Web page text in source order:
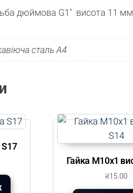
дюймова G1″ висота 11
сталь А4
Гайка М10х1
₴15.00